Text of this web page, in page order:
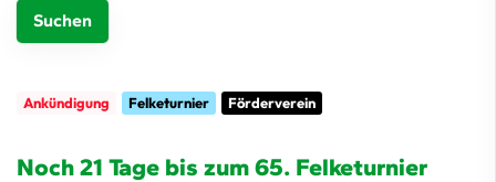
Ankündigung Felketurnier Förderverein
Noch 21 Tage bis zum 65. Felketurnier